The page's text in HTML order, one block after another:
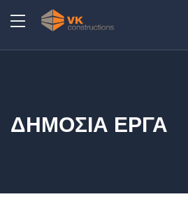
ΔΗΜΟΣΙΑ ΕΡΓΑ